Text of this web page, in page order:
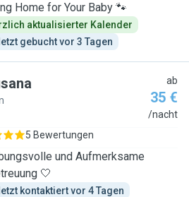
Home for Your Baby 🐾
aktualisierter Kalender
gebucht vor 3 Tagen
ab
35 €
/nacht
5 Bewertungen
und Aufmerksame
🤍
kontaktiert vor 4 Tagen